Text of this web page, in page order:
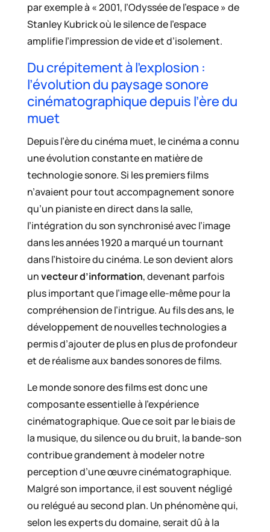
par exemple à « 2001, l’Odyssée de l’espace » de
Stanley Kubrick où le silence de l’espace
amplifie l’impression de vide et d’isolement.
Du crépitement à l’explosion :
l’évolution du paysage sonore
cinématographique depuis l’ère du
muet
Depuis l’ère du cinéma muet, le cinéma a connu
une évolution constante en matière de
technologie sonore. Si les premiers films
n’avaient pour tout accompagnement sonore
qu’un pianiste en direct dans la salle,
l’intégration du son synchronisé avec l’image
dans les années 1920 a marqué un tournant
dans l’histoire du cinéma. Le son devient alors
unvecteur d’information, devenant parfois
plus important que l’image elle-même pour la
compréhension de l’intrigue. Au fils des ans, le
développement de nouvelles technologies a
permis d’ajouter de plus en plus de profondeur
et de réalisme aux bandes sonores de films.
Le monde sonore des films est donc une
composante essentielle à l’expérience
cinématographique. Que ce soit par le biais de
la musique, du silence ou du bruit, la bande-son
contribue grandement à modeler notre
perception d’une œuvre cinématographique.
Malgré son importance, il est souvent négligé
ou relégué au second plan. Un phénomène qui,
selon les experts du domaine, serait dû à la